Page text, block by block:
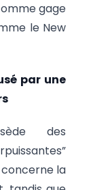
gage
le New
par une
des
la